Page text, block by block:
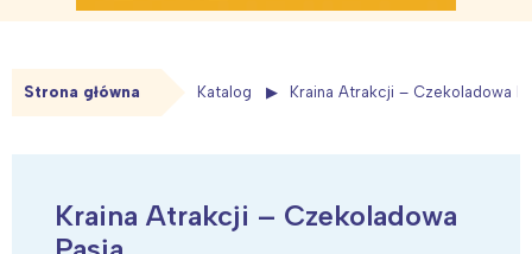
Strona główna Katalog Kraina Atrakcji – Czekoladowa
Kraina Atrakcji – Czekoladowa